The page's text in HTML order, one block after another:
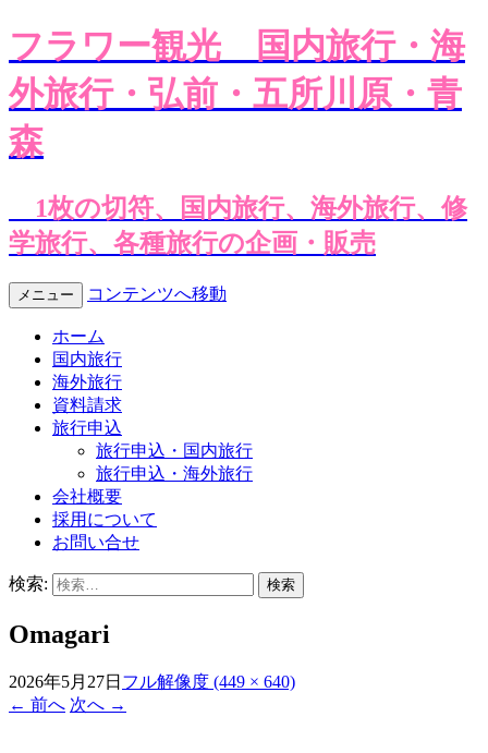
フラワー観光
国内旅行・海
外旅行・弘前・五所川原・青
森
1枚の切符、国内旅行、海外旅行、修
学旅行、各種旅行の企画・販売
メニュー コンテンツへ移動
ホーム
国内旅行
海外旅行
資料請求
旅行申込
旅行申込・国内旅行
旅行申込・海外旅行
会社概要
採用について
お問い合せ
検索:
Omagari
2026年5月27日 フル解像度 (449 × 640)
← 前へ 次へ →